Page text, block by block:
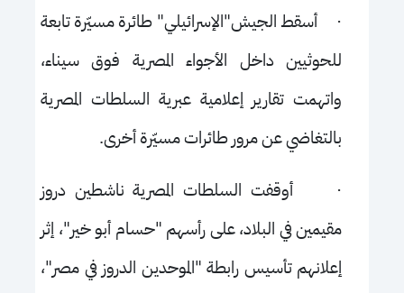
·أسقط الجيش"الإسرائيلي" طائرة مسيّرة تابعة
للحوثيين داخل الأجواء المصرية فوق سيناء،
واتهمت تقارير إعلامية عبرية السلطات المصرية
بالتغاضي عن مرور طائرات مسيّرة أخرى.
·أوقفت السلطات المصرية ناشطين دروز
مقيمين في البلاد، على رأسهم "حسام أبو خير"، إثر
إعلانهم تأسيس رابطة "الموحدين الدروز في مصر"،